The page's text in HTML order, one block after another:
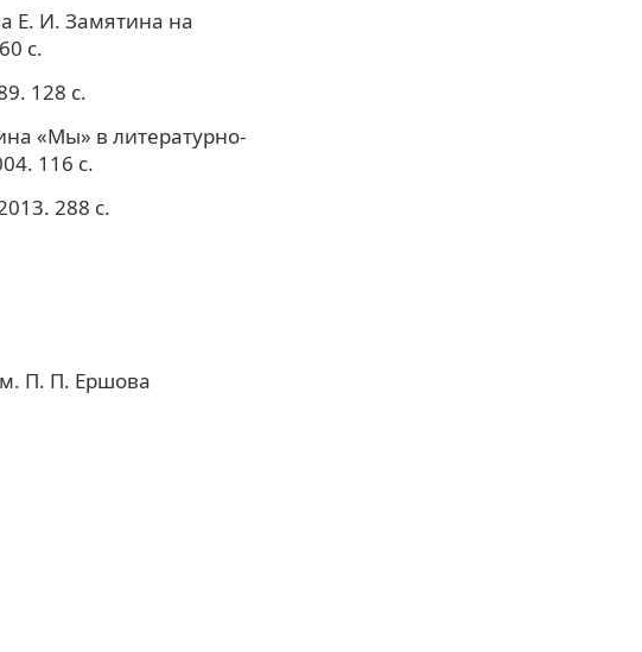
Е. И. Замятина на
с.
128 с.
«Мы» в литературно-
116 с.
288 с.
П. П. Ершова